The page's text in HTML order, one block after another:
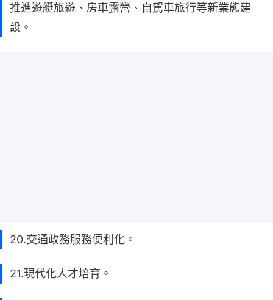
推進遊艇旅遊、房車露營、自駕車旅行等新業態建
設。
20.交通政務服務便利化。
21.現代化人才培育。